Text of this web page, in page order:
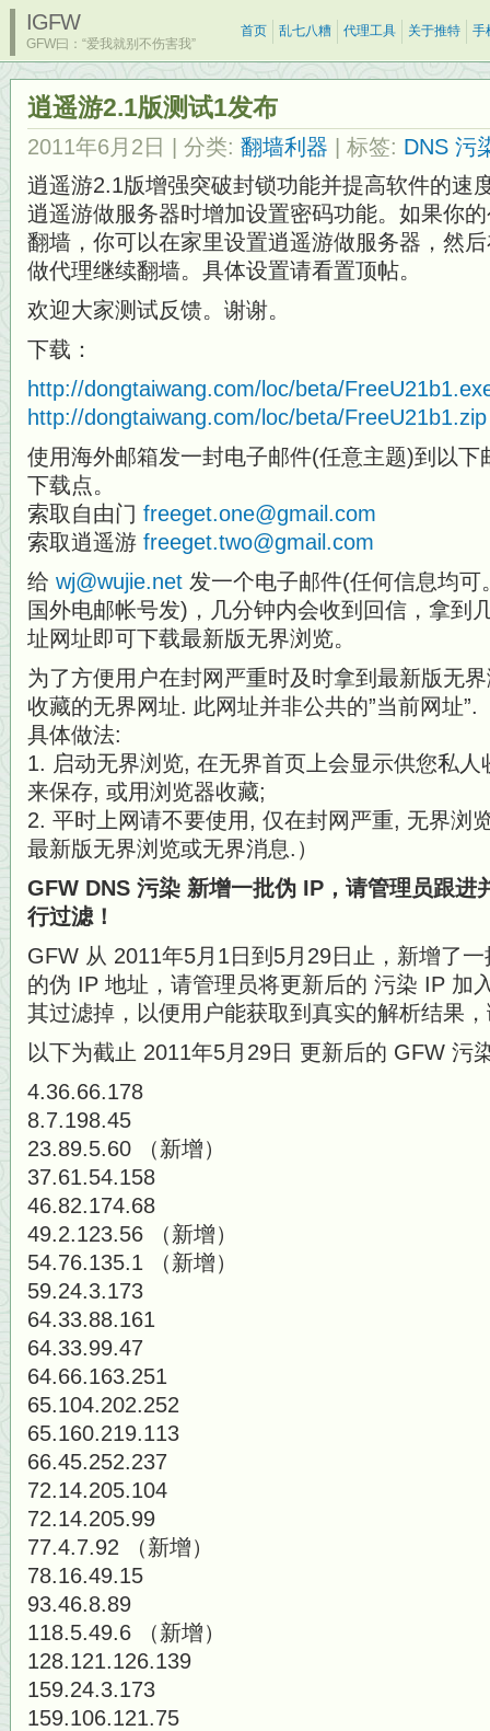
IGFW
GFW曰：“爱我就别不伤害我”
首页 乱七八糟 代理工具 关于推特 手
逍遥游2.1版测试1发布
2011年6月2日 | 分类: 翻墙利器 | 标签: DNS 污
逍遥游2.1版增强突破封锁功能并提高软件的速
逍遥游做服务器时增加设置密码功能。如果你
翻墙，你可以在家里设置逍遥游做服务器，然
做代理继续翻墙。具体设置请看置顶帖。
欢迎大家测试反馈。谢谢。
下载：
http://dongtaiwang.com/loc/beta/
http://dongtaiwang.com/loc/beta/FreeU21b1.zip
使用海外邮箱发一封电子邮件(任意主题)到以下
下载点。
索取自由门 freeget.one@gmail.com
索取逍遥游 freeget.two@gmail.com
给 wj@wujie.net 发一个电子邮件(任何信息均
国外电邮帐号发)，几分钟内会收到回信，拿到
址网址即可下载最新版无界浏览。
为了方便用户在封网严重时及时拿到最新版无
收藏的无界网址. 此网址并非公共的”当前网址”.
具体做法:
1. 启动无界浏览, 在无界首页上会显示供您私
来保存, 或用浏览器收藏;
2. 平时上网请不要使用, 仅在封网严重, 无界浏
最新版无界浏览或无界消息.）
GFW DNS 污染 新增一批伪 IP，请管理员跟进
行过滤！
GFW 从 2011年5月1日到5月29日止，新增了
的伪 IP 地址，请管理员将更新后的 污染 IP 加
其过滤掉，以便用户能获取到真实的解析结果
以下为截止 2011年5月29日 更新后的 GFW 污
4.36.66.178
8.7.198.45
23.89.5.60 （新增）
37.61.54.158
46.82.174.68
49.2.123.56 （新增）
54.76.135.1 （新增）
59.24.3.173
64.33.88.161
64.33.99.47
64.66.163.251
65.104.202.252
65.160.219.113
66.45.252.237
72.14.205.104
72.14.205.99
77.4.7.92 （新增）
78.16.49.15
93.46.8.89
118.5.49.6 （新增）
128.121.126.139
159.24.3.173
159.106.121.75